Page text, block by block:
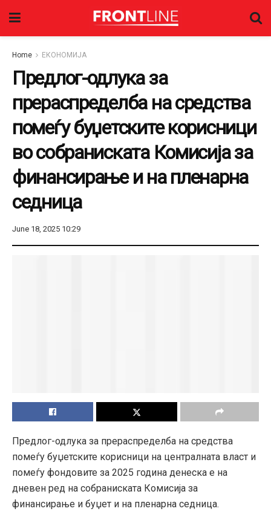
Home ЕКОНОМИЈА
Предлог-одлука за
прераспределба на средства
помеѓу буџетските корисници
во собраниската Комисија за
финансирање и на пленарна
седница
June 18, 2025 10:29
Предлог-одлука за прераспределба на средства
помеѓу буџетските корисници на централната власт и
помеѓу фондовите за 2025 година денеска е на
дневен ред на собраниската Комисија за
финансирање и буџет и на пленарна седница.